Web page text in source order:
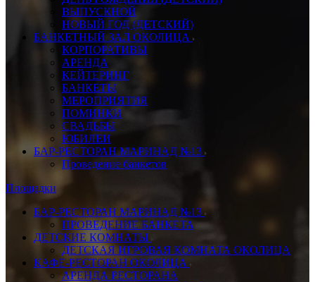
ВЫПУСКНОЙ
НОВЫЙ ГОД (ДЕТСКИЙ)
БАНКЕТНЫЙ ЗАЛ ОКОЛИЦА
КОРПОРАТИВЫ
АРЕНДА
КЕЙТЕРИНГ
БАНКЕТЫ
МЕРОПРИЯТИЯ
ПОМИНКИ
СВАДЬБЫ
ЮБИЛЕИ
БАР-РЕСТОРАН МАРИНАД №13
Проведение банкетов
Площадки
БАР-РЕСТОРАН МАРИНАД №13
ПРОВЕДЕНИЕ БАНКЕТА
ДЕТСКИЕ КОМНАТЫ
ДЕТСКАЯ ИГРОВАЯ КОМНАТА ОКОЛИЦА
КАФЕ-РЕСТОРАН ОКОЛИЦА
АРЕНДА РЕСТОРАНА